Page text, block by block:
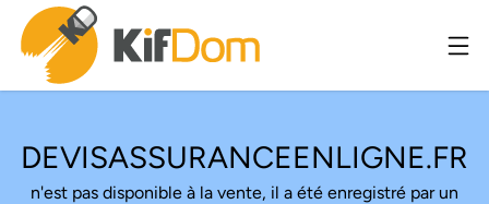
DEVISASSURANCEENLIGNE.FR
n'est pas disponible à la vente, il a été enregistré par un